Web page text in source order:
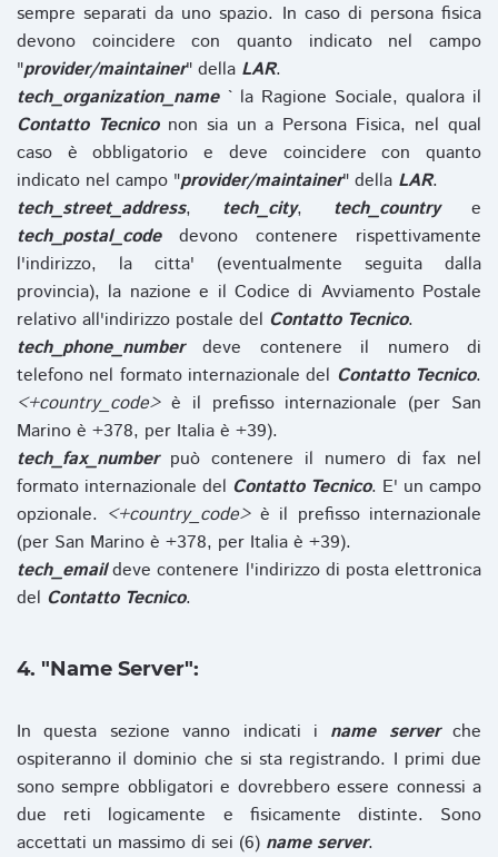
sempre separati da uno spazio. In caso di persona fisica
devono coincidere con quanto indicato nel campo
"provider/maintainer" della LAR.
tech_organization_name` la Ragione Sociale, qualora il
Contatto Tecniconon sia un a Persona Fisica, nel qual
caso è obbligatorio e deve coincidere con quanto
indicato nel campo "provider/maintainer" della LAR.
tech_street_address, tech_city, tech_countrye
tech_postal_codedevono contenere rispettivamente
l'indirizzo, la citta' (eventualmente seguita dalla
provincia), la nazione e il Codice di Avviamento Postale
relativo all'indirizzo postale del Contatto Tecnico.
tech_phone_numberdeve contenere il numero di
telefono nel formato internazionale del Contatto Tecnico.
<+country_code>è il prefisso internazionale (per San
Marino è +378, per Italia è +39).
tech_fax_numberpuò contenere il numero di fax nel
formato internazionale del Contatto Tecnico. E' un campo
opzionale. <+country_code>è il prefisso internazionale
(per San Marino è +378, per Italia è +39).
tech_emaildeve contenere l'indirizzo di posta elettronica
del Contatto Tecnico.
4. "Name Server":
In questa sezione vanno indicati i name serverche
ospiteranno il dominio che si sta registrando. I primi due
sono sempre obbligatori e dovrebbero essere connessi a
due reti logicamente e fisicamente distinte. Sono
accettati un massimo di sei (6) name server.